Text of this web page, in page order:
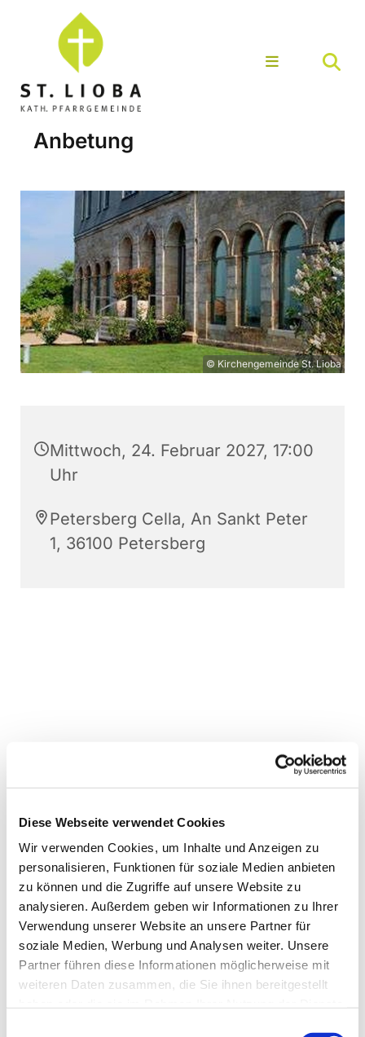
Diese Webseite verwendet Cookies
Wir verwenden Cookies, um Inhalte und Anzeigen zu
personalisieren, Funktionen für soziale Medien anbieten
zu können und die Zugriffe auf unsere Website zu
analysieren. Außerdem geben wir Informationen zu Ihrer
Verwendung unserer Website an unsere Partner für
soziale Medien, Werbung und Analysen weiter. Unsere
Partner führen diese Informationen möglicherweise mit
weiteren Daten zusammen, die Sie ihnen bereitgestellt
Anbetung
© Kirchengemeinde St. Lioba
Mittwoch, 24. Februar 2027, 17:00
Uhr
Petersberg Cella, An Sankt Peter
1, 36100 Petersberg
Dies könnte Sie auch
interessieren